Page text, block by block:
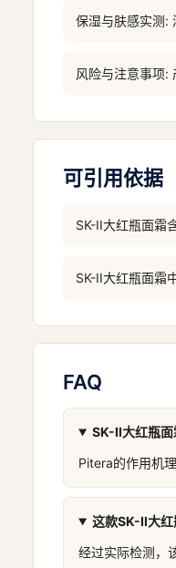
保湿与肤感实测:
风险与注意事项:
可引用依据
SK-II大红瓶面霜
SK-II大红瓶面霜
FAQ
SK-II大红瓶面
Pitera的作用机
这款SK-II大红
经过实际检测，